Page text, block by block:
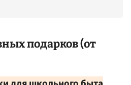
подарков (от